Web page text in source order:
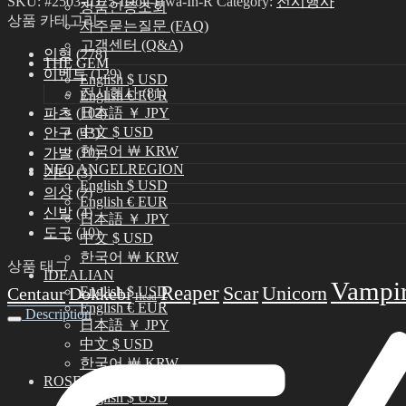
정품인증조회
자주묻는질문 (FAQ)
고객센터 (Q&A)
THE GEM
English $ USD
English € EUR
日本語 ￥ JPY
中文 $ USD
한국어 ￦ KRW
NEO ANGELREGION
English $ USD
English € EUR
日本語 ￥ JPY
中文 $ USD
한국어 ￦ KRW
IDEALIAN
English $ USD
English € EUR
日本語 ￥ JPY
中文 $ USD
한국어 ￦ KRW
ROSETTE
English $ USD
상품 카테고리
인형 (278)
이벤트 (129)
전시행사 (81)
파츠 (102)
안구 (43)
가발 (10)
기타 (3)
의상 (2)
신발 (4)
도구 (10)
상품 태그
CentaurDokkebi Head Reaper ScarUnicorn
Description